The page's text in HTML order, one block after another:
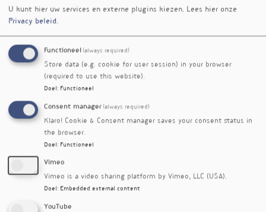
ontstekingsreactie. Het CGRP-niveau was niet
veranderd.
deze resultaten dat kaneel
ontstekingsremmende en zenuwbeschermende
eigenschappen heeft, die ontsteking en
neurogene pijn bij migraine kunnen
verminderen.
Referenties
markers: A randomized double‐blind placebo‐controlled
trial. Phytotherapy Research 2020;34(11):2945-2952.
Nieuwsbriefartikel
U kunt hier uw services en externe plugins kiezen. Lees hier onze
Privacy beleid.
Functioneel (always required)
Store data (e.g. cookie for user session) in your browser
(required to use this website).
Doel : Functioneel
Consent manager (always required)
Klaro! Cookie & Consent manager saves your consent status in
the browser.
Doel : Functioneel
Vimeo
Vimeo is a video sharing platform by Vimeo, LLC (USA).
Doel : Embedded external content
YouTube